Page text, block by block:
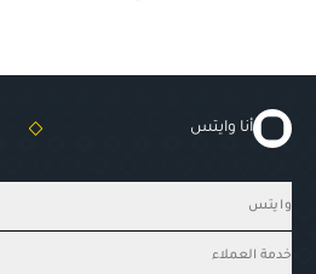
أنا وايتس
وايتس
خدمة العملاء